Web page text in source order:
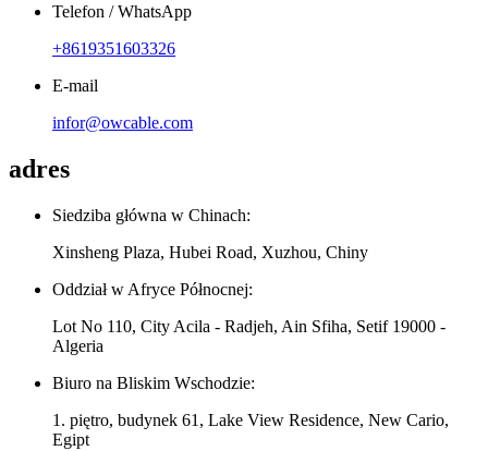
Telefon / WhatsApp
+8619351603326
E-mail
infor@owcable.com
adres
Siedziba główna w Chinach:
Xinsheng Plaza, Hubei Road, Xuzhou, Chiny
Oddział w Afryce Północnej:
Lot No 110, City Acila - Radjeh, Ain Sfiha, Setif 19000 -
Algeria
Biuro na Bliskim Wschodzie:
1. piętro, budynek 61, Lake View Residence, New Cario,
Egipt